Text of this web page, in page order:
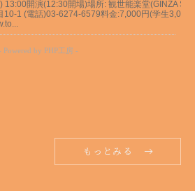
もっとみる